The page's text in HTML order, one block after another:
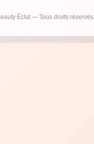
Éclat — Tous droits réservés